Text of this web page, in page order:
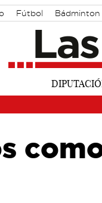
Fútbol Bádminton